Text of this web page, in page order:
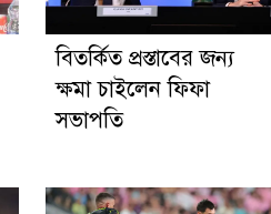
বিতর্কিত প্রস্তাবের জন্য
ক্ষমা চাইলেন ফিফা
সভাপতি